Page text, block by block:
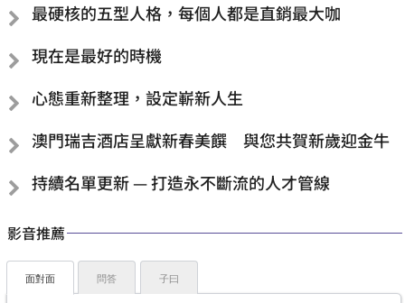
最硬核的五型人格，每個人都是直銷最大咖
現在是最好的時機
心態重新整理，設定嶄新人生
澳門瑞吉酒店呈獻新春美饌 與您共賀新歲迎金牛
持續名單更新 — 打造永不斷流的人才管線
影音推薦
面對面 問答 子曰